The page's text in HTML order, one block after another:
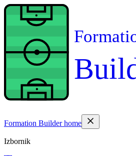
Formation Builder home
Izbornik